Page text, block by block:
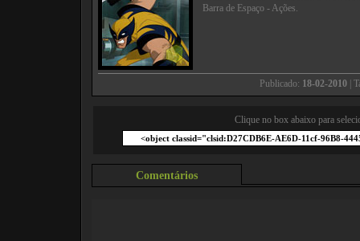
Barra de Espaço - Ações.
Publicado: 18-02-2010 |
Clique no box abaixo para
Comentários